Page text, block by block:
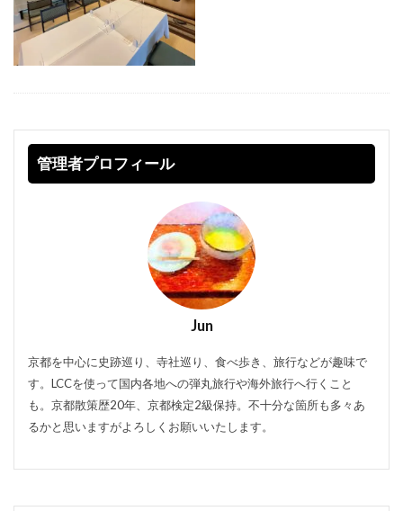
管理者プロフィール
Jun
京都を中心に史跡巡り、寺社巡り、食べ歩き、旅行などが趣味で
す。LCCを使って国内各地への弾丸旅行や海外旅行へ行くこと
も。京都散策歴20年、京都検定2級保持。不十分な箇所も多々あ
るかと思いますがよろしくお願いいたします。